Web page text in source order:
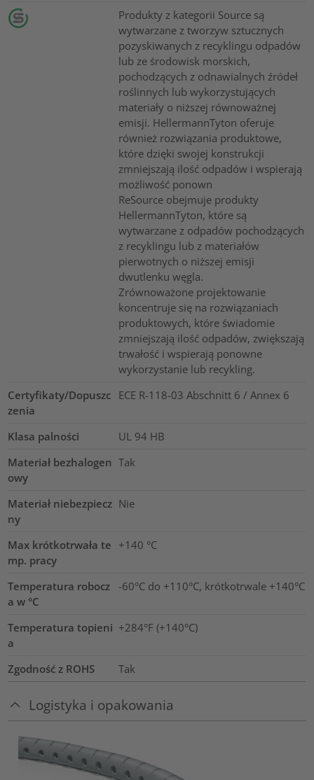
Produkty z kategorii Source są
wytwarzane z tworzyw sztucznych
pozyskiwanych z recyklingu odpadów
lub ze środowisk morskich,
pochodzących z odnawialnych źródeł
roślinnych lub wykorzystujących
materiały o niższej równoważnej
emisji. HellermannTyton oferuje
również rozwiązania produktowe,
które dzięki swojej konstrukcji
zmniejszają ilość odpadów i wspierają
możliwość ponown
ReSource obejmuje produkty
HellermannTyton, które są
wytwarzane z odpadów pochodzących
z recyklingu lub z materiałów
pierwotnych o niższej emisji
dwutlenku węgla.
Zrównoważone projektowanie
koncentruje się na rozwiązaniach
produktowych, które świadomie
zmniejszają ilość odpadów, zwiększają
trwałość i wspierają ponowne
wykorzystanie lub recykling.
Certyfikaty/Dopuszc
zenia
ECE R-118-03 Abschnitt 6 / Annex 6
Klasa palności
UL 94 HB
Materiał bezhalogen
owy
Tak
Materiał niebezpiecz
ny
Nie
Max krótkotrwała te
mp. pracy
+140 °C
Temperatura robocz
a w °C
-60°C do +110°C, krótkotrwale +140°C
Temperatura topieni
a
+284°F (+140°C)
Zgodność z ROHS Tak
Logistyka i opakowania